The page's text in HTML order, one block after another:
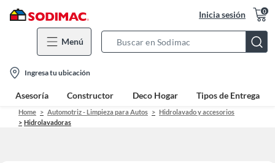
Inicia sesión 0
Menú
Bar
location-
icon
Ingresa tu ubicación
Asesoría Constructor Deco Hogar Tipos de Entrega
Home Automotriz - Limpieza para Autos
Hidrolavado y accesorios
Hidrolavadoras